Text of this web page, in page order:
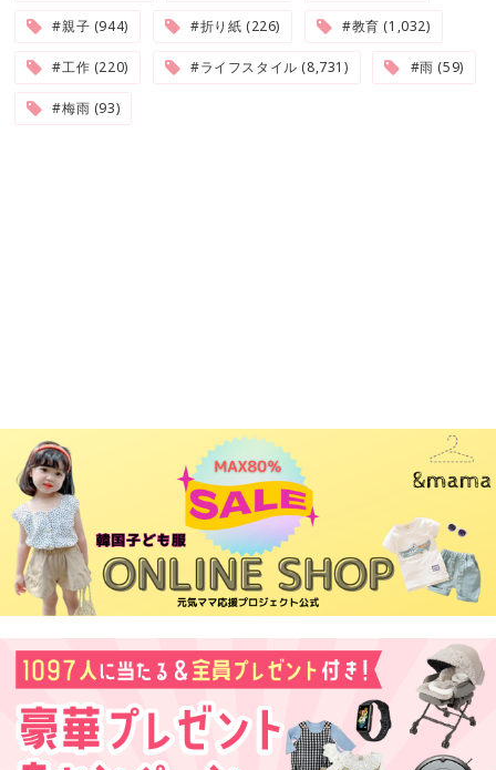
#親子 (944) #折り紙 (226) #教育 (1,032)
#工作 (220) #ライフスタイル (8,731) #雨 (59)
#梅雨 (93)